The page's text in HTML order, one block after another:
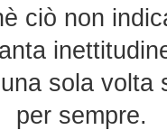
ciò non
sola volta
per sempre.